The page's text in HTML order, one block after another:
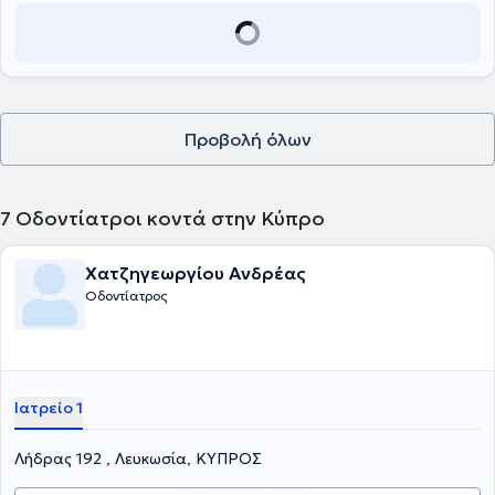
Προβολή όλων
7 Οδοντίατροι κοντά στην Κύπρο
Χατζηγεωργίου Ανδρέας
Οδοντίατρος
Ιατρείο 1
Λήδρας 192 , Λευκωσία, ΚΥΠΡΟΣ